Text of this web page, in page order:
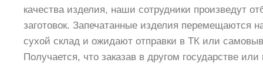
качества изделия, наши сотрудники произведут
заготовок. Запечатанные изделия перемещаются
сухой склад и ожидают отправки в ТК или
Получается, что заказав в другом государстве